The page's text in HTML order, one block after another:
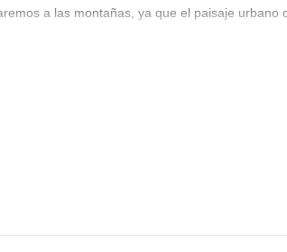
a las montañas, ya que el paisaje urbano
las salvajes pistas y el terreno no preparado
tanto en el terreno de esquí de clase
tu lugar en las montañas de nieve polvo de